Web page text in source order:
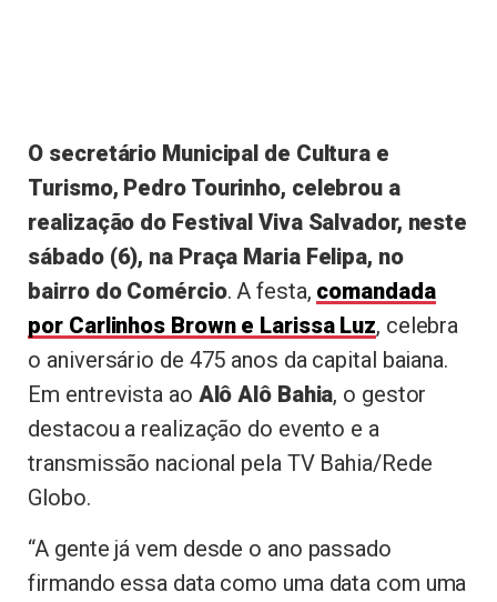
O secretário Municipal de Cultura e
Turismo, Pedro Tourinho, celebrou a
realização do Festival Viva Salvador, neste
sábado (6), na Praça Maria Felipa, no
bairro do Comércio. A festa, comandada
por Carlinhos Brown e Larissa Luz, celebra
o aniversário de 475 anos da capital baiana.
Em entrevista ao Alô Alô Bahia, o gestor
destacou a realização do evento e a
transmissão nacional pela TV Bahia/Rede
Globo.
“A gente já vem desde o ano passado
firmando essa data como uma data com uma